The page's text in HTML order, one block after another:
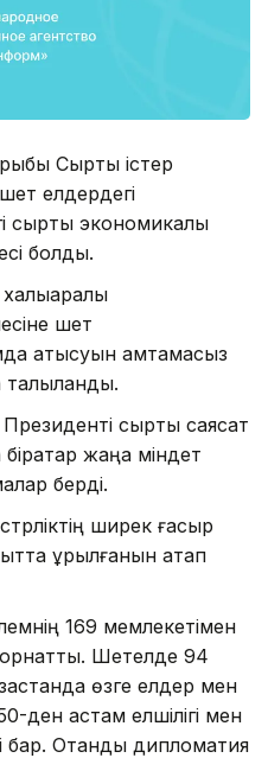
Сыртқы істер
шет елдердегі
сыртқы экономикалық
болды.
шет
қатысуын қамтамасыз
Президенті сыртқы саясат
жаңа міндет
берді.
ширек ғасыр
құрылғанын атап
169 мемлекетімен
Шетелде 94
өзге елдер мен
ден астам елшілігі мен
бар. Отандық дипломатия